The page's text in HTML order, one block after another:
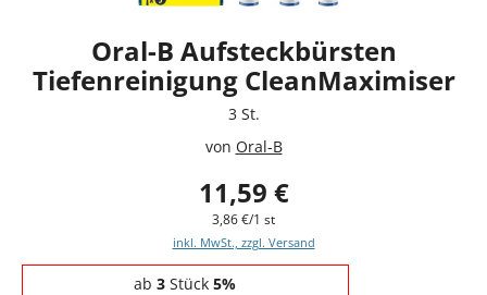
Oral-B Aufsteckbürsten
Tiefenreinigung CleanMaximiser
3 St.
von Oral-B
11,59 €
3,86 €/1 st
inkl. MwSt., zzgl. Versand
Staffelpreise - Mengenrabatt
ab 3 Stück 5%